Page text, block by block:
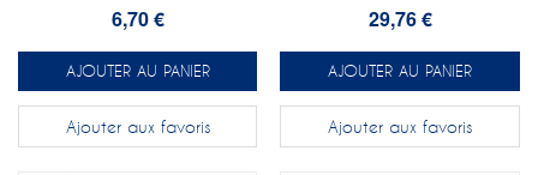
6,70 €
AJOUTER AU PANIER
Ajouter aux favoris
29,76 €
AJOUTER AU PANIER
Ajouter aux favoris